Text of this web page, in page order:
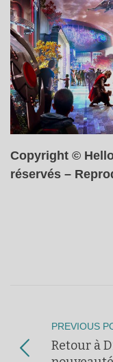
Copyright ©
réservés –
PREVIOUS
Retour à